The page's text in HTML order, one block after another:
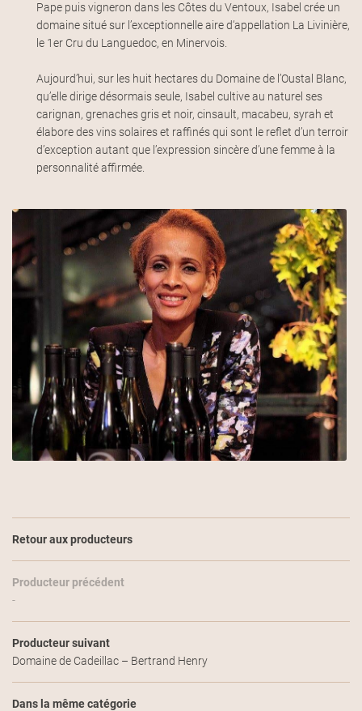
LA CAVE
PRODUCTEURS
DE CŒUR DU MOMENT
PARTAGÉS
Une
Pape puis vigneron dans les Côtes du Ventoux, Isabel crée un
domaine situé sur l’exceptionnelle aire d‘appellation La Livinière,
le 1er Cru du Languedoc, en Minervois.
Aujourd’hui, sur les huit hectares du Domaine de l’Oustal Blanc,
qu’elle dirige désormais seule, Isabel cultive au naturel ses
carignan, grenaches gris et noir, cinsault, macabeu, syrah et
élabore des vins solaires et raffinés qui sont le reflet d’un terroir
d’exception autant que l’expression sincère d’une femme à la
personnalité affirmée.
Retour aux producteurs
Producteur précédent
-
Producteur suivant
Domaine de Cadeillac – Bertrand Henry
Dans la même catégorie